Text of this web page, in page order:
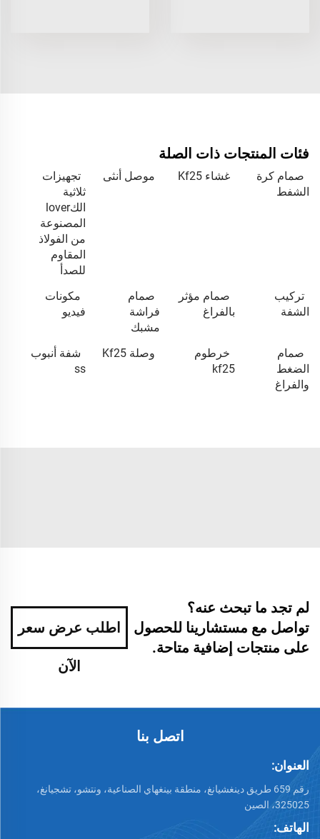
فئات المنتجات ذات الصلة
صمام كرة
الشفط
غشاء Kf25 موصل أنثى
تجهيزات
ثلاثية
الكlover
المصنوعة
من الفولاذ
المقاوم
للصدأ
تركيب
الشفة
صمام مؤثر
بالفراغ
صمام
فراشة
مشبك
مكونات
فيديو
صمام
الضغط
والفراغ
خرطوم
kf25
وصلة Kf25
شفة أنبوب
ss
لم تجد ما تبحث عنه؟
تواصل مع مستشارينا للحصول
على منتجات إضافية متاحة.
اطلب عرض سعر
الآن
اتصل بنا
العنوان:
رقم 659 طريق دينغشيانغ، منطقة بينغهاي الصناعية، ونتشو، تشجيانغ،
325025، الصين
الهاتف: